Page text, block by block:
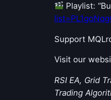
Playlist:
Support
Visit our
RSI EA, Grid
Trading